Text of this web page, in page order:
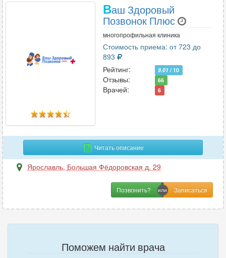
Ваш Здоровый
Позвонок Плюс
многопрофильная клиника
Стоимость приема: от 723 до
893
Рейтинг:
9.01 / 10
Отзывы: 66
Врачей: 6
Читать описание
Ярославль, Большая Фёдоровская д. 29
Позвонить?
Поможем найти врача